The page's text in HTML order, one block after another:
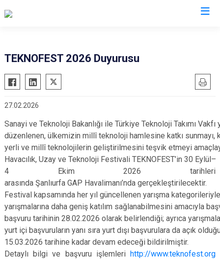
Büyükorhan
Gemlik
Gürsu
Harmancık
İnegöl
İznik
Karacabey
Keles
Kestel
Orhaneli
Orhangazi
Osmangazi
Yenişehir
Yıldırım
TEKNOFEST 2026 Duyurusu
27.02.2026
Sanayi ve Teknoloji Bakanlığı ile Türkiye Teknoloji Takımı
düzenlenen, ülkemizin millî teknoloji hamlesine katkı
yerli ve millî teknolojilerin geliştirilmesini teşvik etmeyi
Havacılık, Uzay ve Teknoloji Festivali TEKNOFEST’in 30 Eylül–
4 Ekim 2026 tarihleri
arasında Şanlıurfa GAP Havalimanı’nda gerçekleştirilecektir.
Festival kapsamında her yıl güncellenen yarışma
yarışmalarına daha geniş katılım sağlanabilmesini amacıyla
başvuru tarihinin 28.02.2026 olarak belirlendiği; ayrıca
yurt içi başvuruların yanı sıra yurt dışı başvurulara da açık
15.03.2026 tarihine kadar devam edeceği bildirilmiştir.
Detaylı bilgi ve başvuru işlemleri http://www.teknofest.org